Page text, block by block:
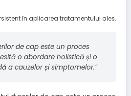
în aplicarea tratamentului ales.
de cap este un proces
o abordare holistică și o
a cauzelor și simptomelor.”